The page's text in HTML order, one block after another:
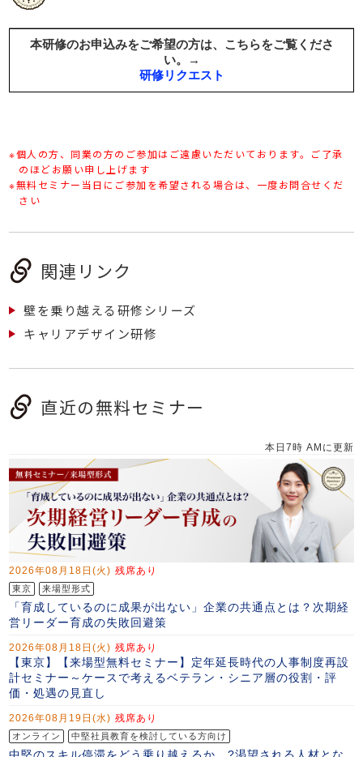
※個人の方、同業の方のご参加はご遠慮いただいております。ご了承
のほどお願い申し上げます
※無料セミナー当日にご参加を希望される場合は、一度お問合せくだ
さい
関連リンク
壁を乗り越える研修シリーズ
キャリアデザイン研修
直近の無料セミナー